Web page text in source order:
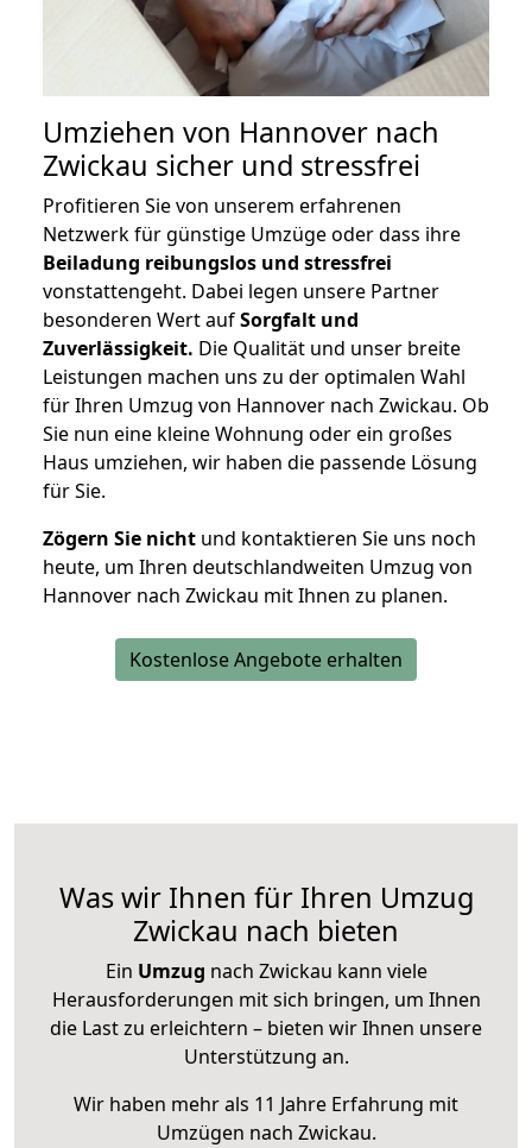
Umziehen von Hannover nach
Zwickau sicher und stressfrei
Profitieren Sie von unserem erfahrenen
Netzwerk für günstige Umzüge oder dass ihre
Beiladung reibungslos und stressfrei
vonstattengeht. Dabei legen unsere Partner
besonderen Wert aufSorgfalt und
Zuverlässigkeit. Die Qualität und unser breite
Leistungen machen uns zu der optimalen Wahl
für Ihren Umzug von Hannover nach Zwickau. Ob
Sie nun eine kleine Wohnung oder ein großes
Haus umziehen, wir haben die passende Lösung
für Sie.
Zögern Sie nicht und kontaktieren Sie uns noch
heute, um Ihren deutschlandweiten Umzug von
Hannover nach Zwickau mit Ihnen zu planen.
Kostenlose Angebote erhalten
Was wir Ihnen für Ihren Umzug
Zwickau nach bieten
Ein Umzug nach Zwickau kann viele
Herausforderungen mit sich bringen, um Ihnen
die Last zu erleichtern – bieten wir Ihnen unsere
Unterstützung an.
Wir haben mehr als 11 Jahre Erfahrung mit
Umzügen nach Zwickau.